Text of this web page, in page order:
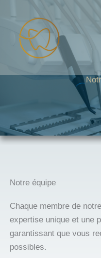
contenu
Notre équipe
Chaque membre de
expertise unique et une
garantissant que vous
possibles.